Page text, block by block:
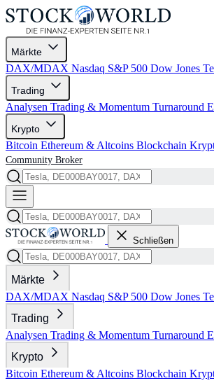
Märkte
DAX/MDAX Nasdaq S&P 500 Dow Jones
Trading
Analysen Trading & Momentum Turnaround
Krypto
Bitcoin Ethereum & Altcoins Blockchain
Community Broker
Schließen
Märkte
DAX/MDAX Nasdaq S&P 500 Dow Jones
Trading
Analysen Trading & Momentum Turnaround
Krypto
Bitcoin Ethereum & Altcoins Blockchain